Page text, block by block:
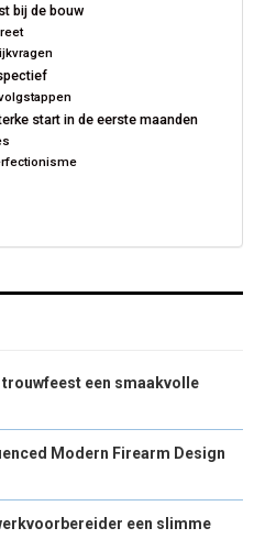
bij de bouw
start in de eerste maanden
een smaakvolle
Modern Firearm Design
een slimme